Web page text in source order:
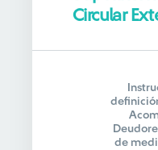
Circular
de